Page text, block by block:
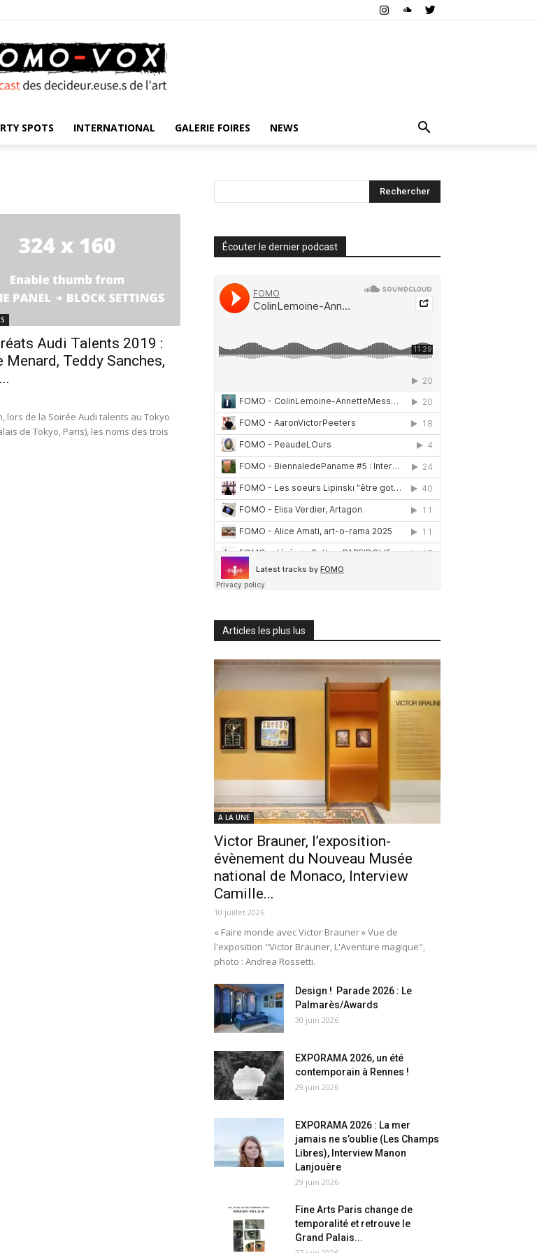
SPOTS INTERNATIONAL GALERIE FOIRES NEWS
Audi Talents 2019 :
Menard, Teddy Sanches,
lors de la Soirée Audi talents au Tokyo
de Tokyo, Paris), les noms des trois
Écouter le dernier podcast
Articles les plus lus
A LA UNE
Victor Brauner, l’exposition-
évènement du Nouveau Musée
national de Monaco, Interview
Camille...
10 juillet 2026
« Faire monde avec Victor Brauner » Vue de
l'exposition "Victor Brauner, L'Aventure magique",
photo : Andrea Rossetti.
Design ! Parade 2026 : Le
Palmarès/Awards
30 juin 2026
EXPORAMA 2026, un été
contemporain à Rennes !
29 juin 2026
EXPORAMA 2026 : La mer
jamais ne s’oublie (Les Champs
Libres), Interview Manon
Lanjouère
29 juin 2026
Fine Arts Paris change de
temporalité et retrouve le
Grand Palais...